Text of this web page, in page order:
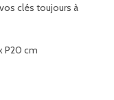
clés toujours à
P20 cm